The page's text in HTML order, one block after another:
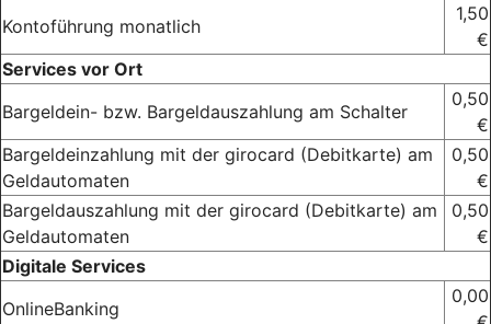
Kontoführung monatlich
1,50
€
Services vor Ort
Bargeldein- bzw. Bargeldauszahlung am Schalter
0,50
€
Bargeldeinzahlung mit der girocard (Debitkarte) am
Geldautomaten
0,50
€
Bargeldauszahlung mit der girocard (Debitkarte) am
Geldautomaten
0,50
€
Digitale Services
OnlineBanking
0,00